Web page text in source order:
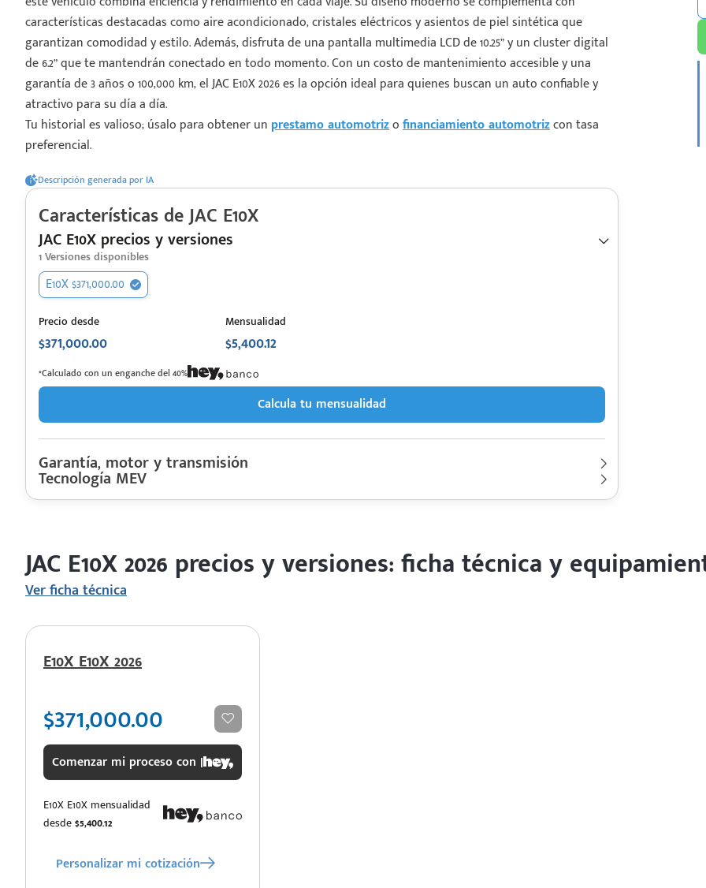
características destacadas como aire acondicionado, cristales eléctricos y asientos de piel sintética que
garantizan comodidad y estilo. Además, disfruta de una pantalla multimedia LCD de 10.25” y un cluster digital
de 6.2” que te mantendrán conectado en todo momento. Con un costo de mantenimiento accesible y una
garantía de 3 años o 100,000 km, el JAC E10X 2026 es la opción ideal para quienes buscan un auto confiable y
atractivo para su día a día.
Tu historial es valioso; úsalo para obtener un prestamo automotrizofinanciamiento automotrizcon tasa
preferencial.
Descripción generada por IA
Características deJAC E10X
JAC E10X precios y versiones
1Versiones disponibles
E10X $371,000.00
Precio desde
$371,000.00
Mensualidad
$5,400.12
*Calculado con un enganche del 40%
Calcula tu mensualidad
Garantía, motor y transmisión
Garantía
100,000 Km | 3 años
Motor cilindros
Lt 3.5L | Hp. 60
Colores disponibles
Tecnología MEV
Descripción de funcionamiento motorizaciónJACE10X 2026
JAC E10X 2026 precios y versiones: ficha técnica y
Ver ficha técnica
E10X E10X 2026
$371,000.00
Comenzar mi proceso con |
E10X E10X mensualidad
desde$5,400.12
Personalizar mi cotización
¡Espera!
enviar tu cotización
conozcas nuestro
Análisis Personalizado
asesor te guiará
para que
la mejor desición.
más
estoy viendo 😀